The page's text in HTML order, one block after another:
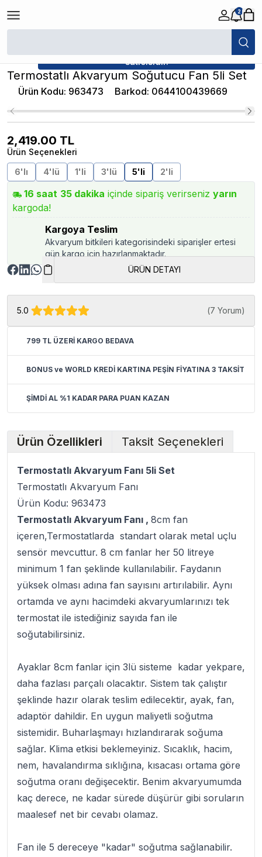
2
/ Termostatlı Akvaryum Soğutucu Fan 5li
satıcısıdır.
Termostatlı Akvaryum Soğutucu Fan 5li Set
Ürün Kodu: 963473 Barkod: 0644100439669
2,419.00 TL
Ürün Seçenekleri
6'lı
4'lü 1'li 3'lü 5'li 2'li
16 saat 35 dakika içinde sipariş verirseniz yarın
kargoda!
Kargoya Teslim
Akvaryum bitkileri kategorisindeki siparişler ertesi
gün kargo için hazırlanmaktadır.
ÜRÜN DETAYI
5.0 (7 Yorum)
799 TL ÜZERİ KARGO BEDAVA
BONUS ve WORLD KREDİ KARTINA PEŞİN FİYATINA 3 TAKSİT
ŞİMDİ AL %1 KADAR PARA PUAN KAZAN
Ürün Özellikleri Taksit Seçenekleri
Termostatlı Akvaryum Fanı 5li Set
Termostatlı Akvaryum Fanı
Ürün Kodu: 963473
Termostatlı Akvaryum Fanı , 8cm fan
içeren,Termostatlarda standart olarak metal uçlu
sensör mevcuttur. 8 cm fanlar her 50 litreye
minimum 1 fan şeklinde kullanılabilir. Faydanın
yüksek olması adına fan sayısını artırılabilir. Aynı
ortamda ve aynı hacimdeki akvaryumlarınızı tek
termostat ile istediğiniz sayıda fan ile
soğutabilirsiniz.
Ayaklar 8cm fanlar için 3lü sisteme kadar yekpare,
daha fazlası parçalı olacaktır. Sistem tak çalıştır
şeklinde hazır olarak teslim edilecektir, ayak, fan,
adaptör dahildir. En uygun maliyetli soğutma
sistemidir. Buharlaşmayı hızlandırarak soğuma
sağlar. Klima etkisi beklemeyiniz. Sıcaklık, hacim,
nem, havalandırma sıklığına, kısacası ortama göre
soğutma oranı değişecektir. Benim akvaryumumda
kaç derece, ne kadar sürede düşürür gibi soruların
maalesef net bir cevabı olamaz.
Fan ile 5 dereceye "kadar" soğutma sağlanabilir.